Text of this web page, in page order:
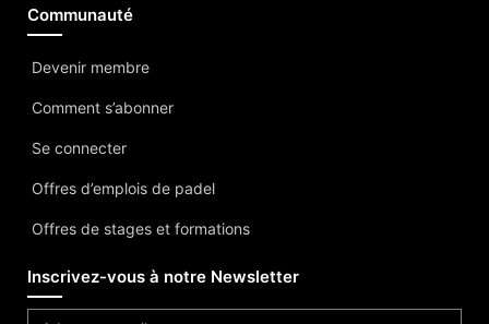
Communauté
Devenir membre
Comment s’abonner
Se connecter
Offres d’emplois de padel
Offres de stages et formations
Inscrivez-vous à notre Newsletter